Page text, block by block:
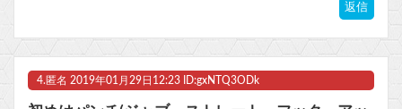
返信
4. 匿名 2019年01月29日12:23 ID:gxNTQ3ODk